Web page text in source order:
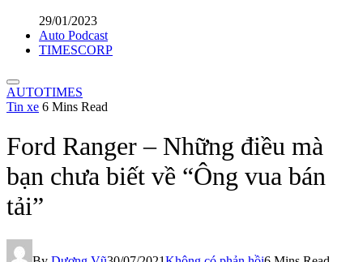
29/01/2023
Auto Podcast
TIMESCORP
AUTOTIMES
Tin xe 6 Mins Read
Ford Ranger – Những điều mà
bạn chưa biết về “Ông vua bán
tải”